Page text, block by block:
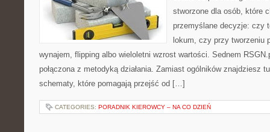
stworzone dla osób, które
przemyślane decyzje: czy
lokum, czy przy tworzeniu
wynajem, flipping albo wieloletni wzrost wartości. Sednem
połączona z metodyką działania. Zamiast ogólników znajdziesz
schematy, które pomagają przejść od […]
CATEGORIES: PORADNIK KIEROWCY – NA CO DZIEŃ